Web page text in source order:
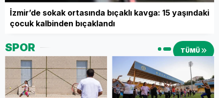
İzmir’de sokak ortasında bıçaklı kavga: 15 yaşındaki
çocuk kalbinden bıçaklandı
SPOR TÜMÜ